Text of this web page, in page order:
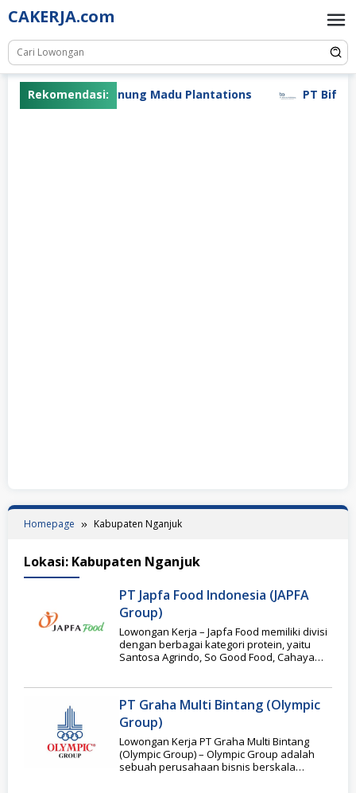
Skip
to
content
CAKERJA.com
Rekomendasi:PT Gunung Madu Plantations PT Bifarma
Homepage Kabupaten Nganjuk
Lokasi: Kabupaten Nganjuk
PT Japfa Food Indonesia (JAPFA
Group)
Lowongan Kerja – Japfa Food memiliki divisi
dengan berbagai kategori protein, yaitu
Santosa Agrindo, So Good Food, Cahaya
PT Graha Multi Bintang (Olympic
Group)
Lowongan Kerja PT Graha Multi Bintang
(Olympic Group) – Olympic Group adalah
sebuah perusahaan bisnis berskala